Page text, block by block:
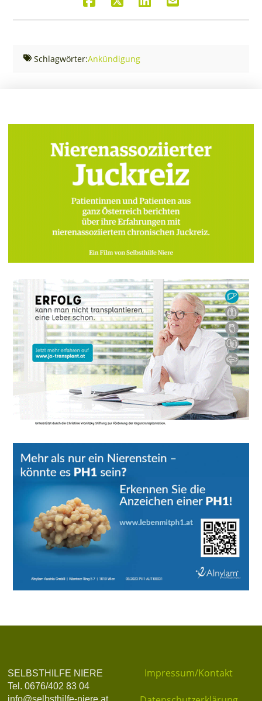
Schlagwörter:Ankündigung
SELBSTHILFE NIERE
Tel. 0676/402 83 04
Impressum/Kontakt